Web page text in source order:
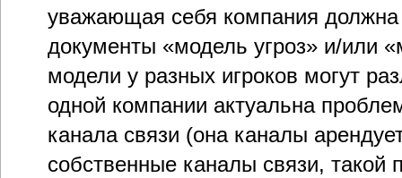
уважающая себя компания должна
документы «модель угроз» и/или
модели у разных игроков могут
одной компании актуальна
канала связи (она каналы
собственные каналы связи,